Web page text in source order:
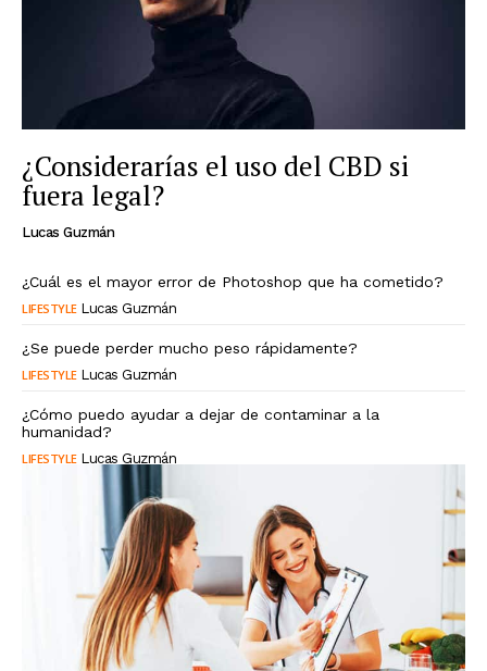
¿Considerarías el uso del CBD si
fuera legal?
Lucas Guzmán
¿Cuál es el mayor error de Photoshop que ha cometido?
LIFESTYLE Lucas Guzmán
¿Se puede perder mucho peso rápidamente?
LIFESTYLE Lucas Guzmán
¿Cómo puedo ayudar a dejar de contaminar a la
humanidad?
LIFESTYLE Lucas Guzmán